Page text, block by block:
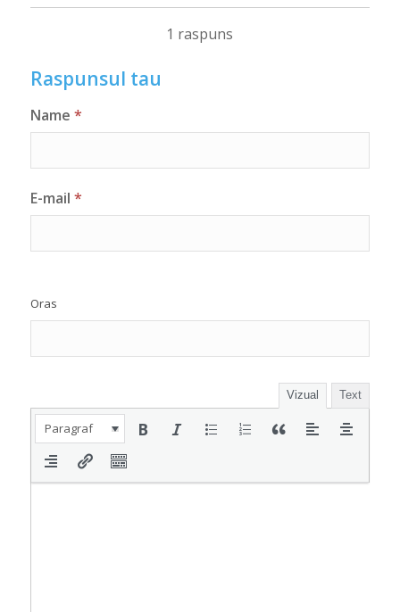
1 raspuns
Raspunsul tau
Name *
E-mail *
Oras
Vizual Text
Paragraf